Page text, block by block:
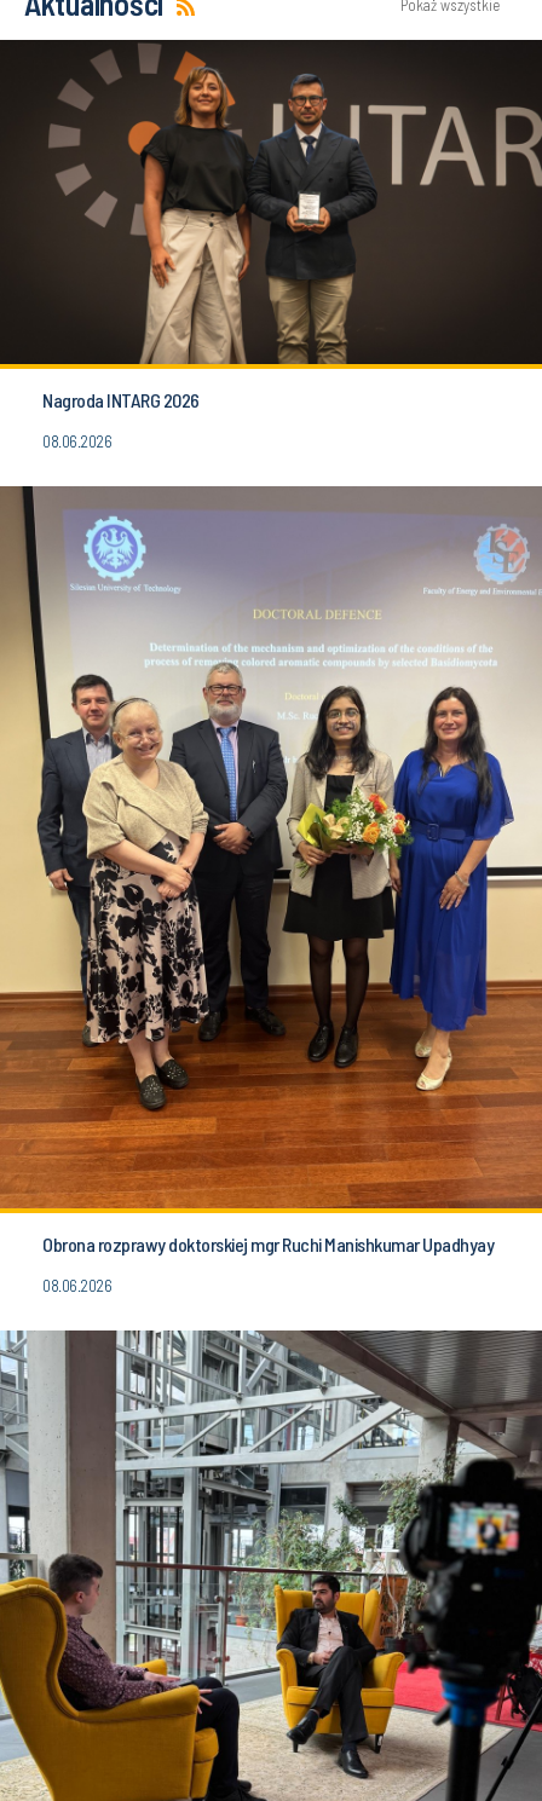
Pokaż wszystkie
Nagroda INTARG 2026
08.06.2026
Obrona rozprawy doktorskiej mgr Ruchi Manishkumar Upadhyay
08.06.2026